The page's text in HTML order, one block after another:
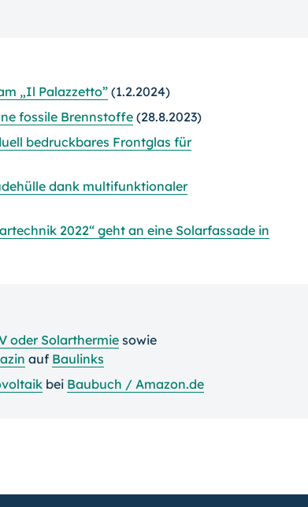
„Il Palazzetto” (1.2.2024)
fossile Brennstoffe(28.8.2023)
bedruckbares Frontglas für
dank multifunktionaler
2022“ geht an eine Solarfassade in
oder Solarthermie sowie
auf Baulinks
bei Baubuch / Amazon.de